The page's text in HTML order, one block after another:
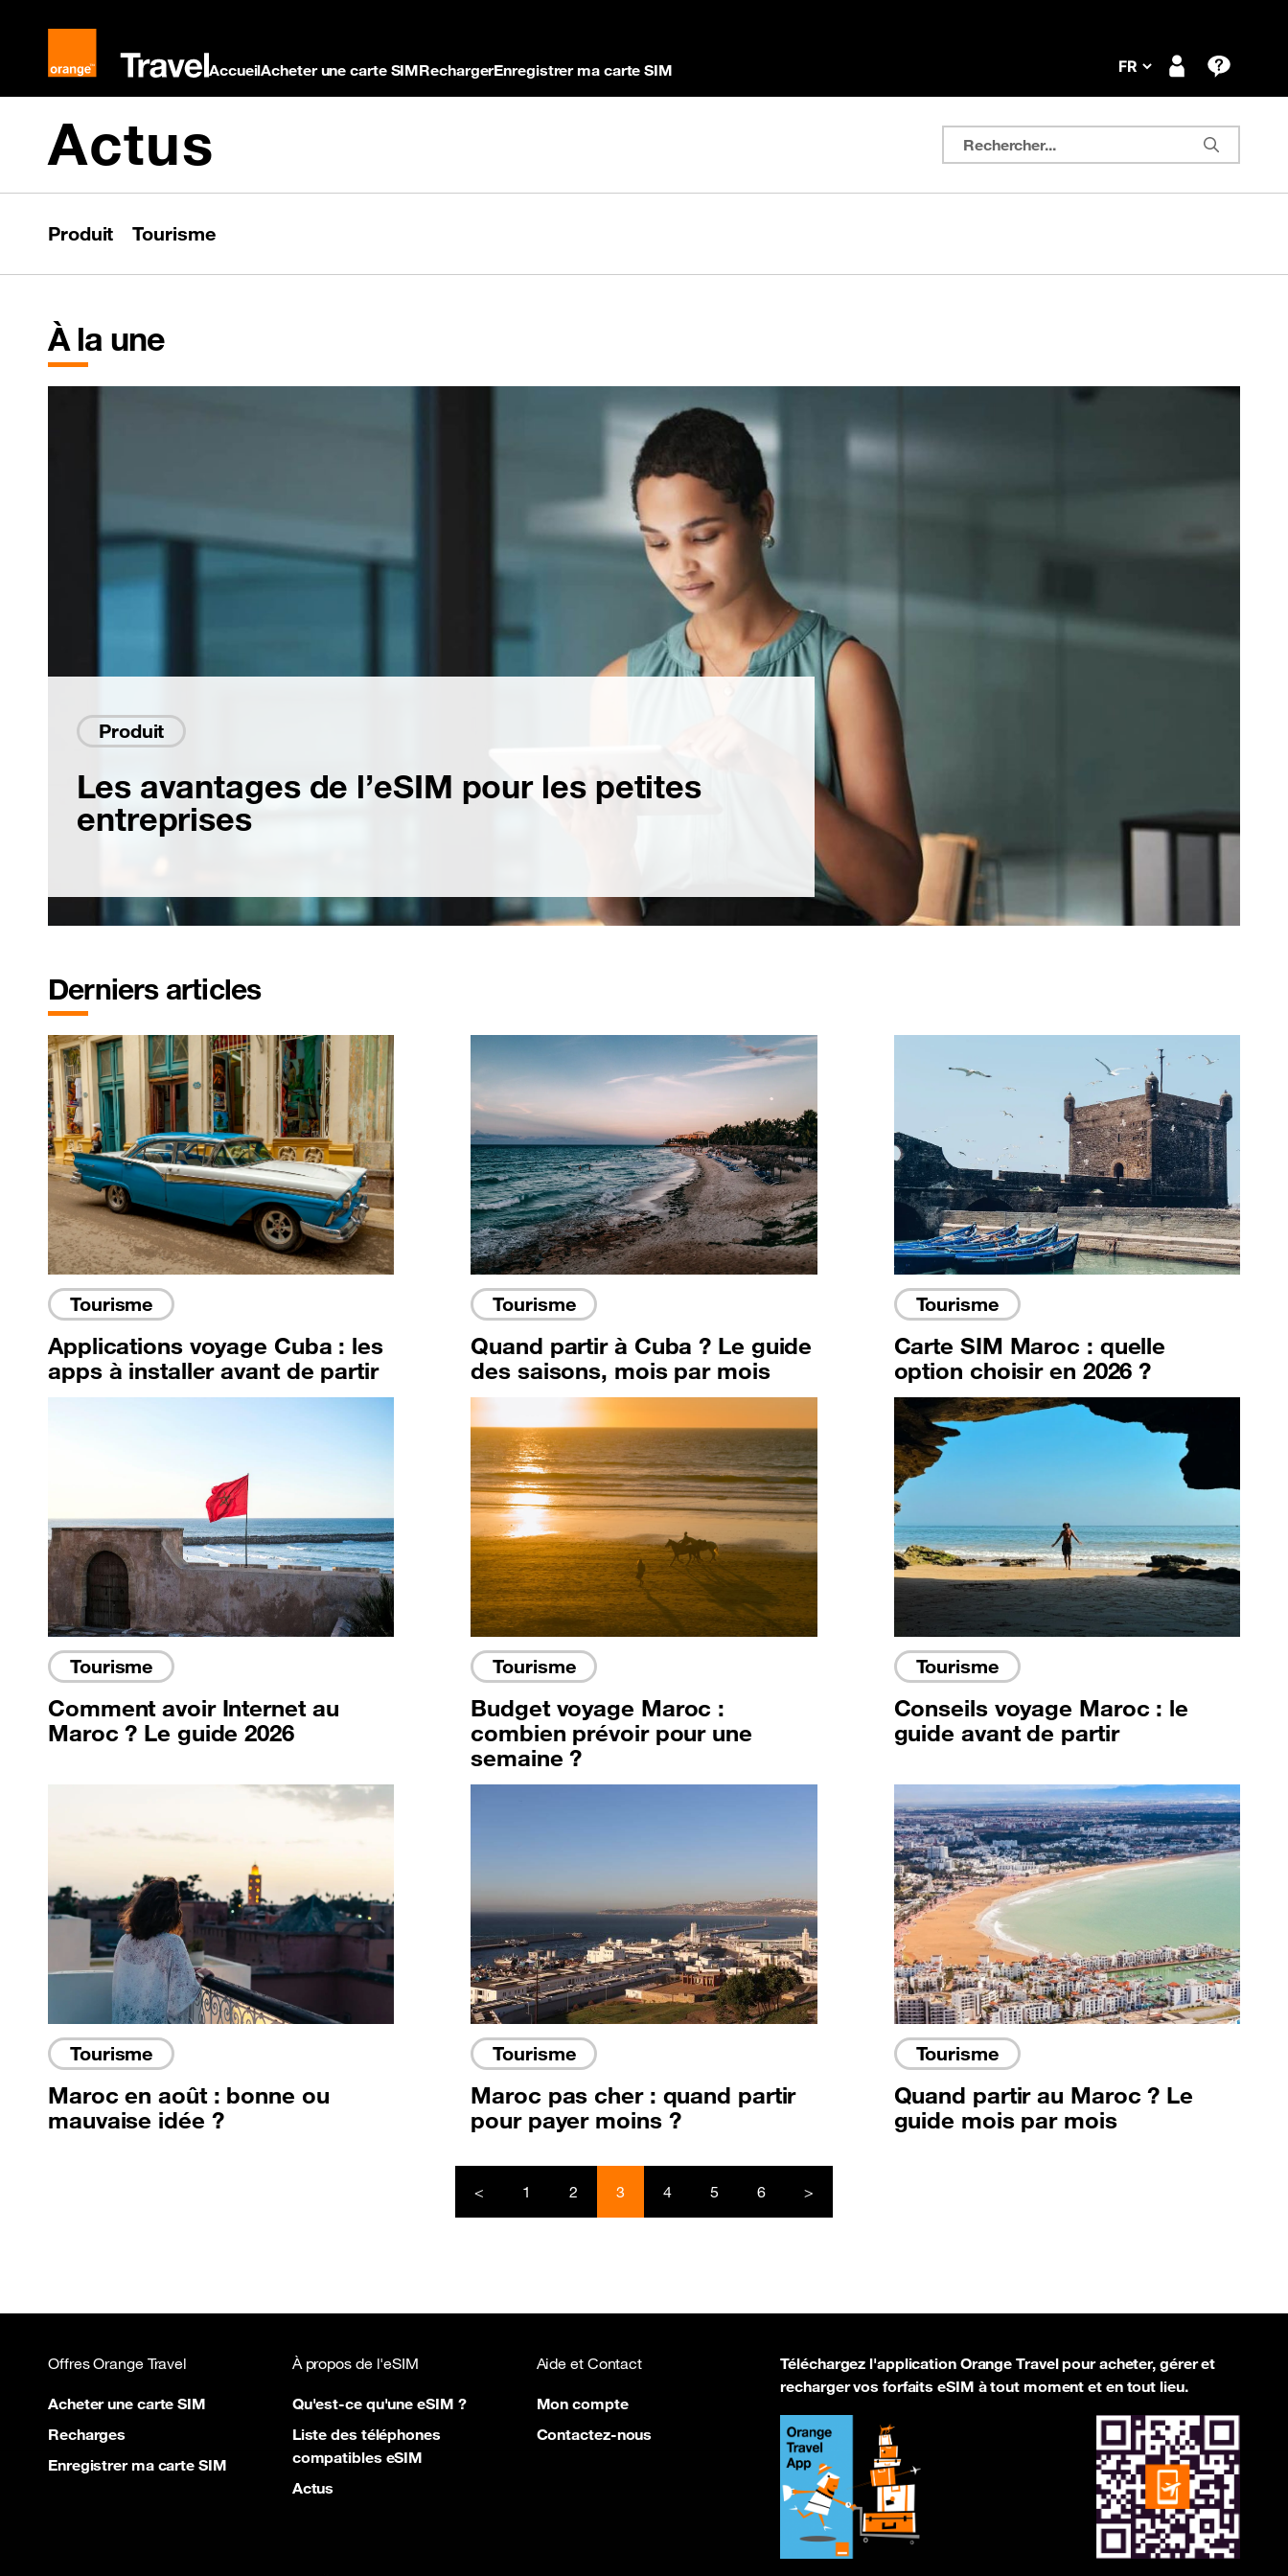
AccueilAcheter une carte SIMRechargerEnregistrer ma carte SIM
Actus Rechercher...
Produit Tourisme
À la une
Produit
Les avantages de l’eSIM pour les petites
entreprises
Derniers articles
Tourisme
Applications voyage Cuba : les
apps à installer avant de partir
Tourisme
Quand partir à Cuba ? Le guide
des saisons, mois par mois
Tourisme
Carte SIM Maroc : quelle
option choisir en 2026 ?
Tourisme
Comment avoir Internet au
Maroc ? Le guide 2026
Tourisme
Budget voyage Maroc :
combien prévoir pour une
semaine ?
Tourisme
Conseils voyage Maroc : le
guide avant de partir
Tourisme
Maroc en août : bonne ou
mauvaise idée ?
Tourisme
Maroc pas cher : quand partir
pour payer moins ?
Tourisme
Quand partir au Maroc ? Le
guide mois par mois
< 1 2 3 4 5 6 >
Offres Orange Travel
Acheter une carte SIM
Recharges
Enregistrer ma carte SIM
À propos de l'eSIM
Qu'est-ce qu'une eSIM ?
Liste des téléphones
compatibles eSIM
Actus
Aide et Contact
Mon compte
Contactez-nous
Téléchargez l'application Orange Travel pour acheter, gérer et
recharger vos forfaits eSIM à tout moment et en tout lieu.